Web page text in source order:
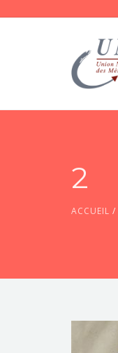
2
ACCUEIL /